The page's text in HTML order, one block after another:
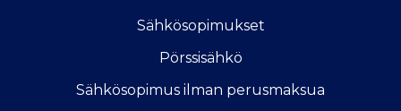
Sähkösopimukset
Pörssisähkö
Sähkösopimus ilman perusmaksua